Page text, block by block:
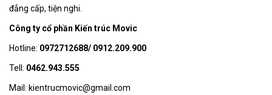
đẳng cấp, tiện nghi.
Công ty cổ phần Kiến trúc Movic
Hotline: 0972712688/ 0912.209.900
Tell: 0462.943.555
Mail: kientrucmovic@gmail.com